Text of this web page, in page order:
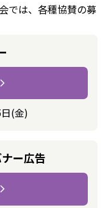
では、各種協賛の募
(金)
ー広告